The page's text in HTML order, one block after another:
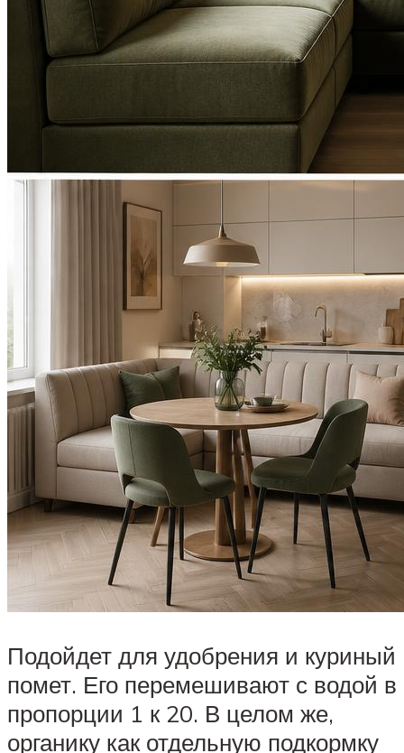
Подойдет для удобрения и куриный
помет. Его перемешивают с водой в
пропорции 1 к 20. В целом же,
органику как отдельную подкормку